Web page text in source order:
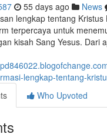
55 days ago News
lengkap tentang
terpercaya untuk
kisah Sang Yesus. Dari
lengkap-tentang-
Who Upvoted